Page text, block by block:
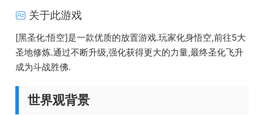
关于此游戏
[黑圣化:悟空]是一款优质的放置游戏.玩家化身悟空,前往5大
圣地修炼.通过不断升级,强化获得更大的力量,最终圣化飞升
成为斗战胜佛.
世界观背景